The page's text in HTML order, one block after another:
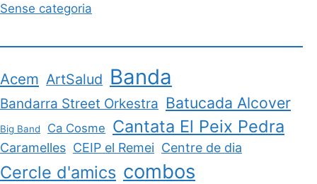
Sense categoria
Acem ArtSalud Banda
Bandarra Street Orkestra Batucada Alcover
Big Band Ca Cosme Cantata El Peix Pedra
Caramelles CEIP el Remei Centre de dia
Cercle d'amics combos